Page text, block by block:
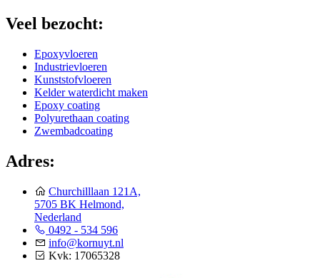
Veel bezocht:
Epoxyvloeren
Industrievloeren
Kunststofvloeren
Kelder waterdicht maken
Epoxy coating
Polyurethaan coating
Zwembadcoating
Adres:
Churchilllaan 121A,
5705 BK Helmond,
Nederland
0492 - 534 596
info@kornuyt.nl
Kvk: 17065328